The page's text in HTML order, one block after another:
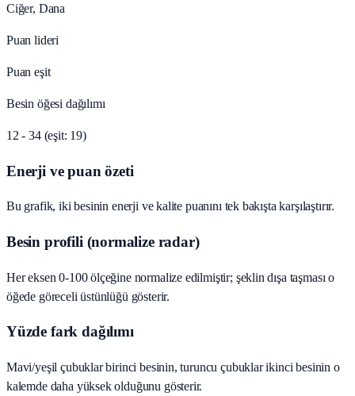
Ciğer, Dana
Puan lideri
Puan eşit
Besin öğesi dağılımı
12 - 34 (eşit: 19)
Enerji ve puan özeti
Bu grafik, iki besinin enerji ve kalite puanını tek bakışta karşılaştırır.
Besin profili (normalize radar)
Her eksen 0-100 ölçeğine normalize edilmiştir; şeklin dışa taşması o
öğede göreceli üstünlüğü gösterir.
Yüzde fark dağılımı
Mavi/yeşil çubuklar birinci besinin, turuncu çubuklar ikinci besinin o
kalemde daha yüksek olduğunu gösterir.